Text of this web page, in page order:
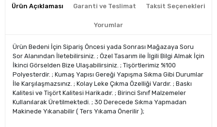
Ürün Açıklaması Garanti ve Teslimat Taksit Seçenekleri
Yorumlar
Ürün Bedeni İçin Sipariş Öncesi yada Sonrası Mağazaya Soru
Sor Alanından İletebilirsiniz. ; Özel Tasarım ile İlgili Bilgi Almak İçin
İkinci Görselden Bize Ulaşabilirsiniz. ; Tişörtlerimiz %100
Polyesterdir. ; Kumaş Yapısı Gereği Yapışma Sıkma Gibi Durumlar
İle Karşılaşmazsınız. ; Kolay Leke Çıkma Özelliği Vardır. ; Baskı
Kalitesi ve Tişört Kalitesi Harikadır. ; Birinci Sınıf Malzemeler
Kullanılarak Üretilmektedi. ; 30 Derecede Sıkma Yapmadan
Makinede Yıkanabilir ( Ters Yıkama Önerilir );